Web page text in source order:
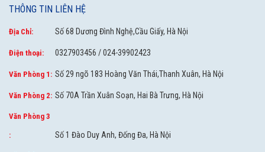
THÔNG TIN LIÊN HỆ
Địa Chỉ: Số 68 Dương Đình Nghệ,Cầu Giấy, Hà Nội
Điện thoại: 0327903456 / 024-39902423
Văn Phòng 1: Số 29 ngõ 183 Hoàng Văn Thái,Thanh Xuân, Hà Nội
Văn Phòng 2: Số 70A Trần Xuân Soạn, Hai Bà Trưng, Hà Nội
Văn Phòng 3
: Số 1 Đào Duy Anh, Đống Đa, Hà Nội